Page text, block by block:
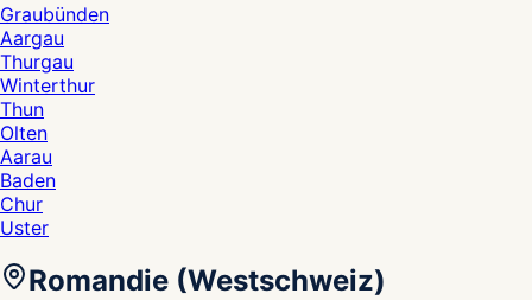
Graubünden
Aargau
Thurgau
Winterthur
Thun
Olten
Aarau
Baden
Chur
Uster
Romandie (Westschweiz)